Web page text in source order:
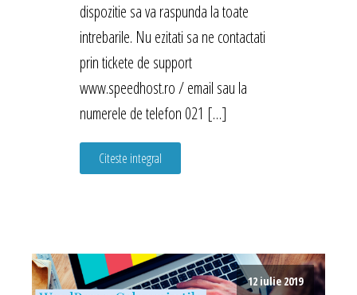
dispozitie sa va raspunda la toate
intrebarile. Nu ezitati sa ne contactati
prin tickete de support
www.speedhost.ro / email sau la
numerele de telefon 021 […]
Citeste integral
12 iulie 2019